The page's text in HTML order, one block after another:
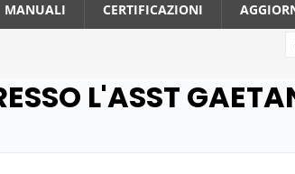
MANUALI CERTIFICAZIONI
L'ASST